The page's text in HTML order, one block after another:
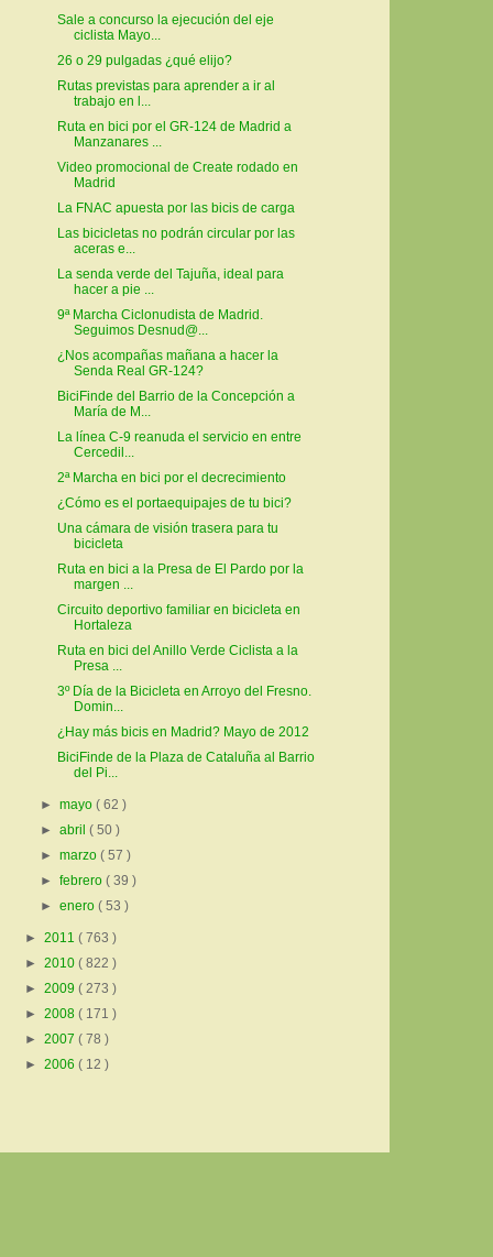
Sale a concurso la ejecución del eje
ciclista Mayo...
26 o 29 pulgadas ¿qué elijo?
Rutas previstas para aprender a ir al
trabajo en l...
Ruta en bici por el GR-124 de Madrid a
Manzanares ...
Video promocional de Create rodado en
Madrid
La FNAC apuesta por las bicis de carga
Las bicicletas no podrán circular por las
aceras e...
La senda verde del Tajuña, ideal para
hacer a pie ...
9ª Marcha Ciclonudista de Madrid.
Seguimos Desnud@...
¿Nos acompañas mañana a hacer la
Senda Real GR-124?
BiciFinde del Barrio de la Concepción a
María de M...
La línea C-9 reanuda el servicio en entre
Cercedil...
2ª Marcha en bici por el decrecimiento
¿Cómo es el portaequipajes de tu bici?
Una cámara de visión trasera para tu
bicicleta
Ruta en bici a la Presa de El Pardo por la
margen ...
Circuito deportivo familiar en bicicleta en
Hortaleza
Ruta en bici del Anillo Verde Ciclista a la
Presa ...
3º Día de la Bicicleta en Arroyo del Fresno.
Domin...
¿Hay más bicis en Madrid? Mayo de 2012
BiciFinde de la Plaza de Cataluña al Barrio
del Pi...
►mayo( 62 )
►abril( 50 )
►marzo( 57 )
►febrero( 39 )
►enero( 53 )
► 2011 ( 763 )
► 2010 ( 822 )
► 2009 ( 273 )
► 2008 ( 171 )
► 2007 ( 78 )
► 2006 ( 12 )